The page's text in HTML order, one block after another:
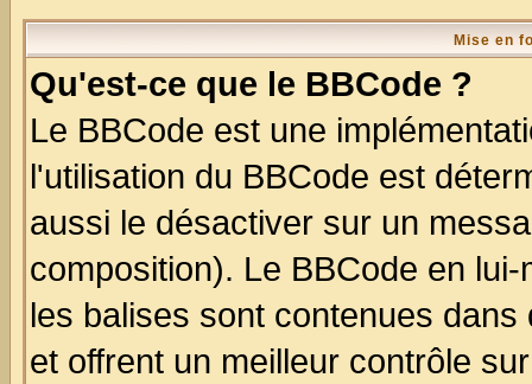
Mise en
Qu'est-ce que le BBCode ?
Le BBCode est une
l'utilisation du BBCode est
aussi le désactiver sur un
composition). Le BBCode en
les balises sont contenues
et offrent un meilleur contrôle